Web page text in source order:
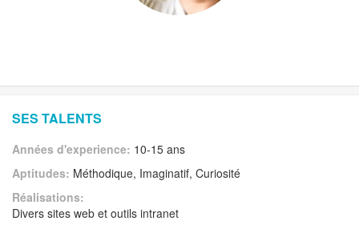
SES TALENTS
Années d'experience: 10-15 ans
Aptitudes: Méthodique, Imaginatif, Curiosité
Réalisations:
Divers sites web et outils intranet